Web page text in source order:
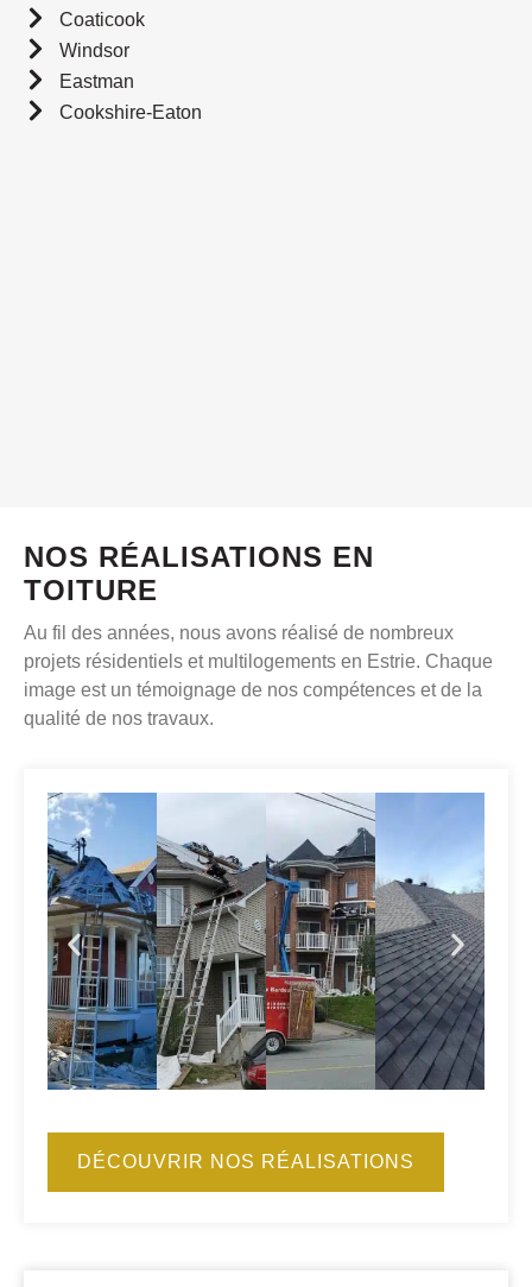
Coaticook
Windsor
Eastman
Cookshire-Eaton
NOS RÉALISATIONS EN
TOITURE
Au fil des années, nous avons réalisé de nombreux
projets résidentiels et multilogements en Estrie. Chaque
image est un témoignage de nos compétences et de la
qualité de nos travaux.
DÉCOUVRIR NOS RÉALISATIONS